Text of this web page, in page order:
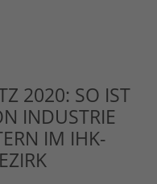
2020: SO IST
INDUSTRIE
IM IHK-